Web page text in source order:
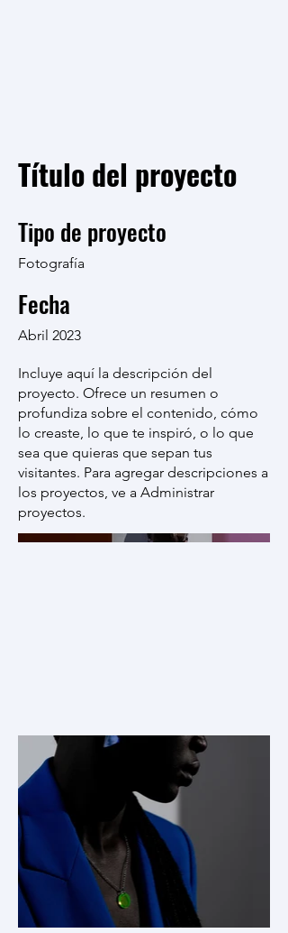
Título del proyecto
Tipo de proyecto
Fotografía
Fecha
Abril 2023
Incluye aquí la descripción del
proyecto. Ofrece un resumen o
profundiza sobre el contenido, cómo
lo creaste, lo que te inspiró, o lo que
sea que quieras que sepan tus
visitantes. Para agregar descripciones a
los proyectos, ve a Administrar
proyectos.